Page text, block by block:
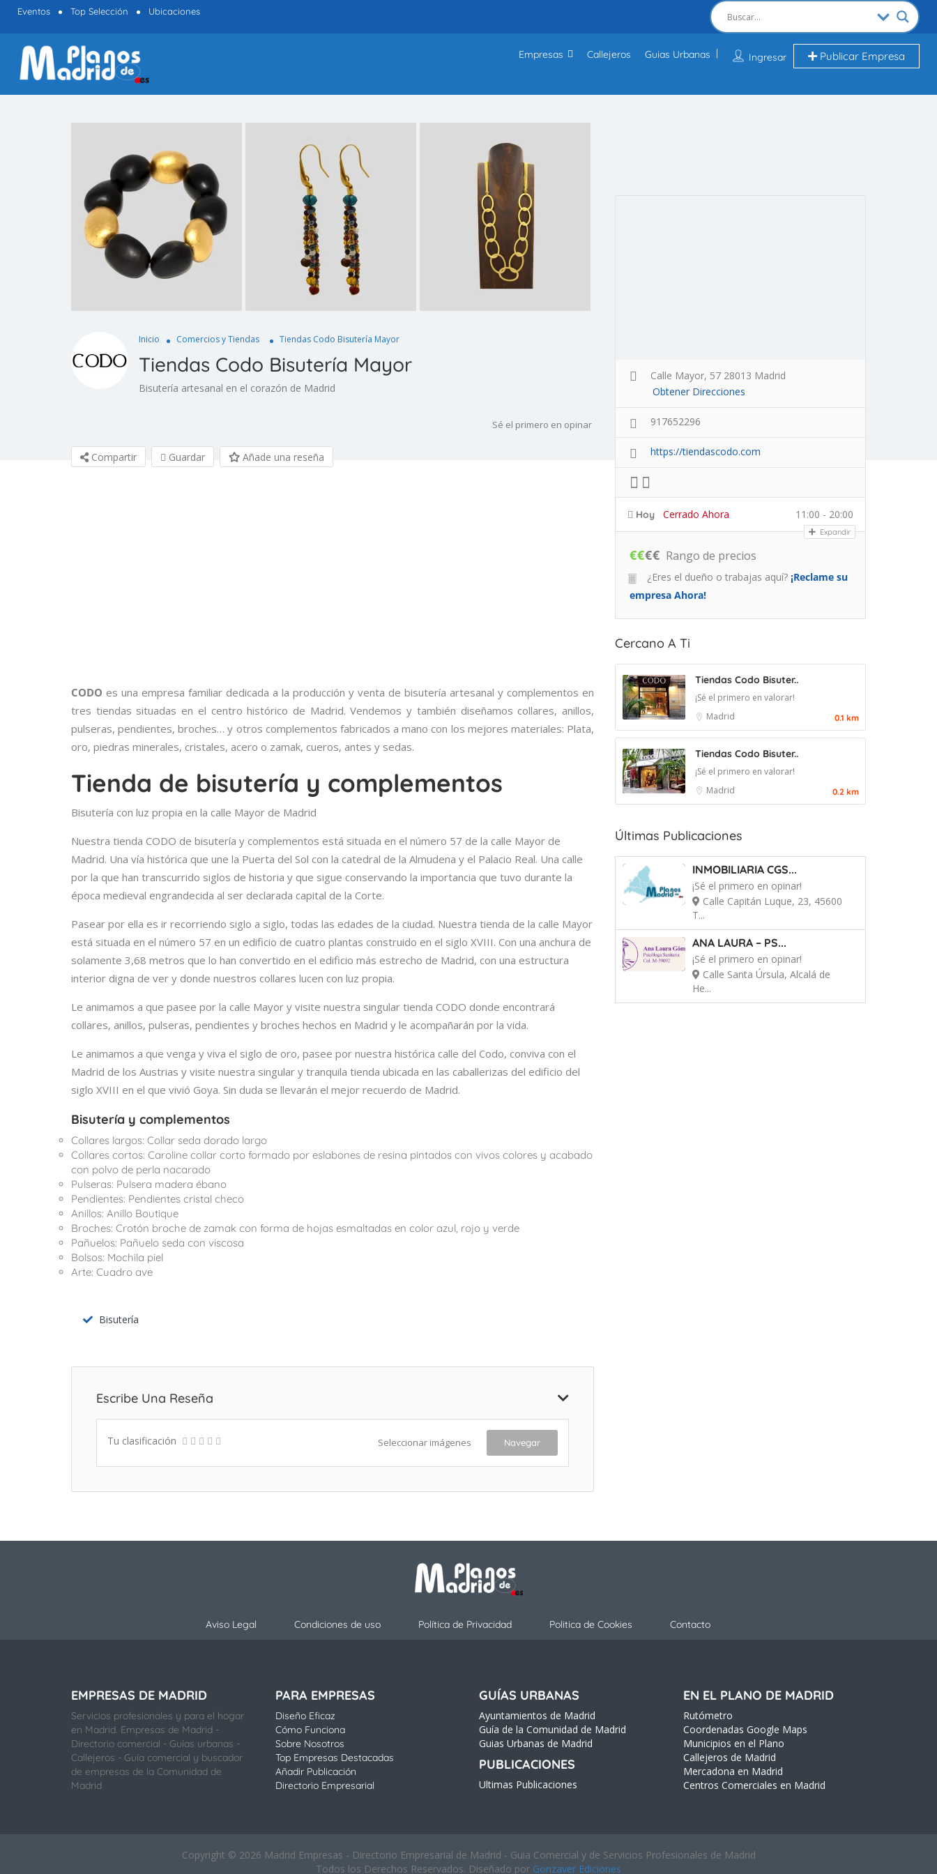
Eventos Top Selección Ubicaciones
Ingresar Publicar Empresa
Empresas Callejeros Guias Urbanas
Inicio Comercios y Tiendas Tiendas Codo Bisutería Mayor
Tiendas Codo Bisutería Mayor
Bisutería artesanal en el corazón de Madrid
Sé el primero en opinar
Compartir Guardar Añade una reseña
CODO es una empresa familiar dedicada a la producción y venta de bisutería artesanal y complementos en
tres tiendas situadas en el centro histórico de Madrid. Vendemos y también diseñamos collares, anillos,
pulseras, pendientes, broches… y otros complementos fabricados a mano con los mejores materiales: Plata,
oro, piedras minerales, cristales, acero o zamak, cueros, antes y sedas.
Tienda de bisutería y complementos
Bisutería con luz propia en la calle Mayor de Madrid
Nuestra tienda CODO de bisutería y complementos está situada en el número 57 de la calle Mayor de
Madrid. Una vía histórica que une la Puerta del Sol con la catedral de la Almudena y el Palacio Real. Una calle
por la que han transcurrido siglos de historia y que sigue conservando la importancia que tuvo durante la
época medieval engrandecida al ser declarada capital de la Corte.
Pasear por ella es ir recorriendo siglo a siglo, todas las edades de la ciudad. Nuestra tienda de la calle Mayor
está situada en el número 57 en un edificio de cuatro plantas construido en el siglo XVIII. Con una anchura de
solamente 3,68 metros que lo han convertido en el edificio más estrecho de Madrid, con una estructura
interior digna de ver y donde nuestros collares lucen con luz propia.
Le animamos a que pasee por la calle Mayor y visite nuestra singular tienda CODO donde encontrará
collares, anillos, pulseras, pendientes y broches hechos en Madrid y le acompañarán por la vida.
Le animamos a que venga y viva el siglo de oro, pasee por nuestra histórica calle del Codo, conviva con el
Madrid de los Austrias y visite nuestra singular y tranquila tienda ubicada en las caballerizas del edificio del
siglo XVIII en el que vivió Goya. Sin duda se llevarán el mejor recuerdo de Madrid.
Bisutería y complementos
Collares largos: Collar seda dorado largo
Collares cortos: Caroline collar corto formado por eslabones de resina pintados con vivos colores y acabado
con polvo de perla nacarado
Pulseras: Pulsera madera ébano
Pendientes: Pendientes cristal checo
Anillos: Anillo Boutique
Broches: Crotón broche de zamak con forma de hojas esmaltadas en color azul, rojo y verde
Pañuelos: Pañuelo seda con viscosa
Bolsos: Mochila piel
Arte: Cuadro ave
Bisutería
Escribe Una Reseña
Tu clasificación Seleccionar imágenes Navegar
Calle Mayor, 57 28013 Madrid
Obtener Direcciones
917652296
https://tiendascodo.com
Hoy Cerrado Ahora 11:00 - 20:00
Expandir
€€€€ Rango de precios
¿Eres el dueño o trabajas aquí? ¡Reclame su
empresa Ahora!
Cercano A Ti
Tiendas Codo Bisuter..
¡Sé el primero en valorar!
Madrid
0.1 km
Tiendas Codo Bisuter..
¡Sé el primero en valorar!
Madrid
0.2 km
Últimas Publicaciones
INMOBILIARIA CGS...
¡Sé el primero en opinar!
Calle Capitán Luque, 23, 45600
T...
ANA LAURA – PS...
¡Sé el primero en opinar!
Calle Santa Úrsula, Alcalá de
He...
Aviso Legal Condiciones de uso Política de Privacidad Politica de Cookies Contacto
EMPRESAS DE MADRID
Servicios profesionales y para el hogar
en Madrid. Empresas de Madrid -
Directorio comercial - Guías urbanas -
Callejeros - Guía comercial y buscador
de empresas de la Comunidad de
Madrid
PARA EMPRESAS
Diseño Eficaz
Cómo Funciona
Sobre Nosotros
Top Empresas Destacadas
Añadir Publicación
Directorio Empresarial
GUÍAS URBANAS
Ayuntamientos de Madrid
Guía de la Comunidad de Madrid
Guias Urbanas de Madrid
PUBLICACIONES
Ultimas Publicaciones
EN EL PLANO DE MADRID
Rutómetro
Coordenadas Google Maps
Municipios en el Plano
Callejeros de Madrid
Mercadona en Madrid
Centros Comerciales en Madrid
Copyright © 2026 Madrid Empresas - Directorio Empresarial de Madrid - Guia Comercial y de Servicios Profesionales de Madrid
Todos los Derechos Reservados. Diseñado por Gonzaver Ediciones